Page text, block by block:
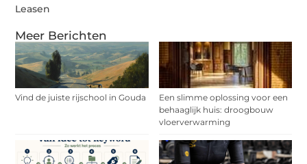
Meer Berichten
Vind de juiste rijschool in Gouda
Een slimme oplossing voor een
behaaglijk huis: droogbouw
vloerverwarming
Leasen